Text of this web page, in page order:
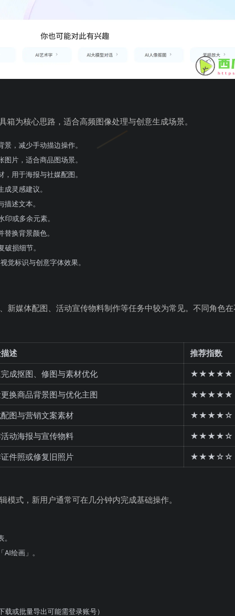
箱为核心思路，适合高频图像处理与创意生成场景。
，减少手动描边操作。
片，适合商品图场景。
用于海报与社媒配图。
灵感建议。
述文本。
或多余元素。
换背景颜色。
损细节。
标识与创意字体效果。
新媒体配图、活动宣传物料制作等任务中较为常见。不同角色
述 推荐指数
成抠图、修图与素材优化 ★★★★★
换商品背景图与优化主图 ★★★★★
图与营销文案素材 ★★★★☆
动海报与宣传物料 ★★★★☆
件照或修复旧照片 ★★★☆☆
模式，新用户通常可在几分钟内完成基础操作。
绘画」。
或批量导出可能需登录账号）